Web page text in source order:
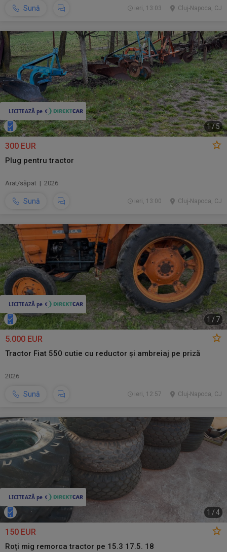
Sună Cluj-Napoca, CJ
ieri, 13:03
1 /5
300 EUR
Plug pentru tractor
Arat/săpat | 2026
Sună Cluj-Napoca, CJ
ieri, 13:00
1 / 7
5.000 EUR
Tractor Fiat 550 cutie cu reductor și ambreiaj pe priză
2026
Sună Cluj-Napoca, CJ
ieri, 12:57
1 /4
150 EUR
Roți mig remorca tractor pe 15.3 17.5. 18